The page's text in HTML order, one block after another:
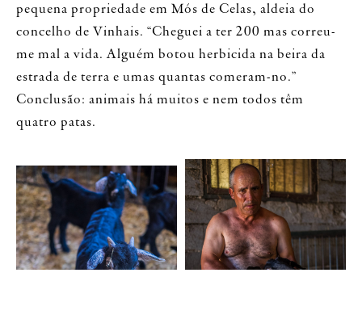
pequena propriedade em Mós de Celas, aldeia do
concelho de Vinhais. “Cheguei a ter 200 mas correu-
me mal a vida. Alguém botou herbicida na beira da
estrada de terra e umas quantas comeram-no.”
Conclusão: animais há muitos e nem todos têm
quatro patas.